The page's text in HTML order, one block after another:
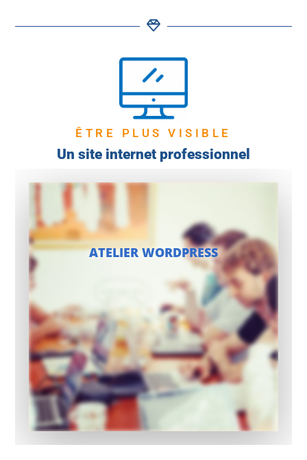
ÊTRE PLUS VISIBLE
Un site internet professionnel
ATELIER WORDPRESS